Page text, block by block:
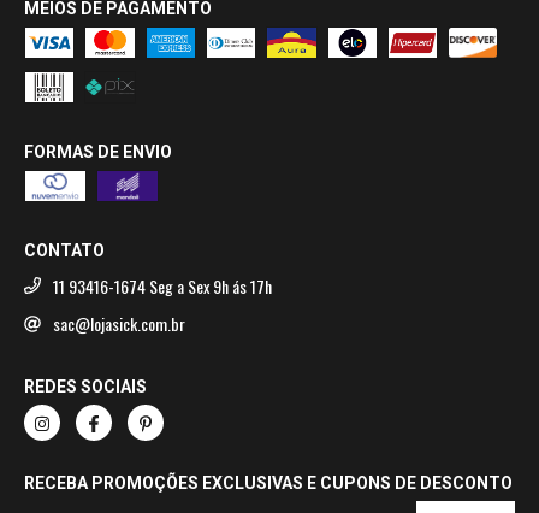
MEIOS DE PAGAMENTO
FORMAS DE ENVIO
CONTATO
11 93416-1674 Seg a Sex 9h ás 17h
sac@lojasick.com.br
REDES SOCIAIS
RECEBA PROMOÇÕES EXCLUSIVAS E CUPONS DE DESCONTO